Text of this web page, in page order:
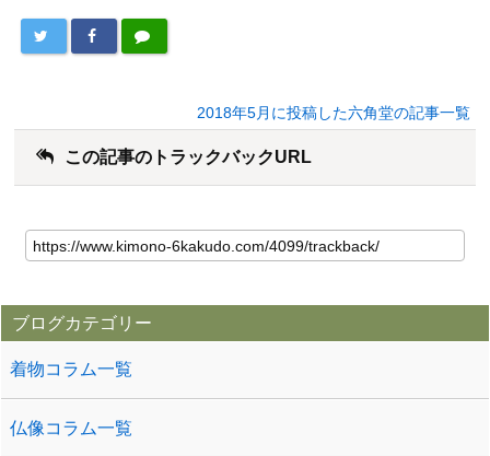
2018年5月に投稿した六角堂の記事一覧
この記事のトラックバックURL
ブログカテゴリー
着物コラム一覧
仏像コラム一覧